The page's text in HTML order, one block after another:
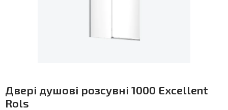
Двері душові розсувні 1000 Excellent
Rols